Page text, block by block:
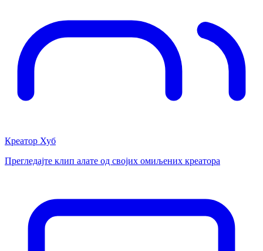
Креатор Хуб
Прегледајте клип алате од својих омиљених креатора